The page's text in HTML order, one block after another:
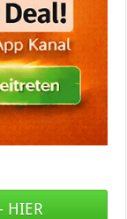
HIER